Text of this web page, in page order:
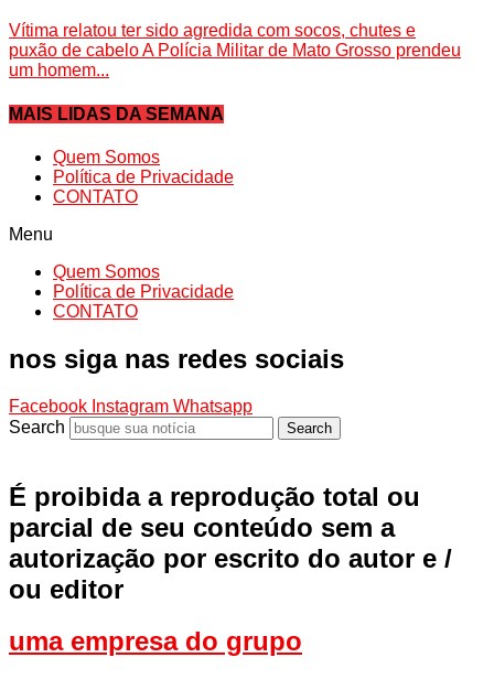
Vítima relatou ter sido agredida com socos, chutes e
puxão de cabelo A Polícia Militar de Mato Grosso prendeu
um homem...
MAIS LIDAS DA SEMANA
Quem Somos
Política de Privacidade
CONTATO
Menu
Quem Somos
Política de Privacidade
CONTATO
nos siga nas redes sociais
Facebook Instagram Whatsapp
Search
Search
É proibida a reprodução total ou
parcial de seu conteúdo sem a
autorização por escrito do autor e /
ou editor
uma empresa do grupo